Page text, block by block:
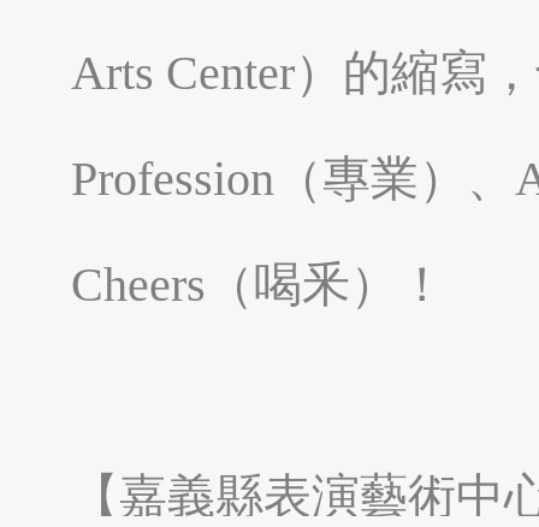
Arts Center）的縮寫
Profession（專業）、
Cheers（喝釆）！
【嘉義縣表演藝術中